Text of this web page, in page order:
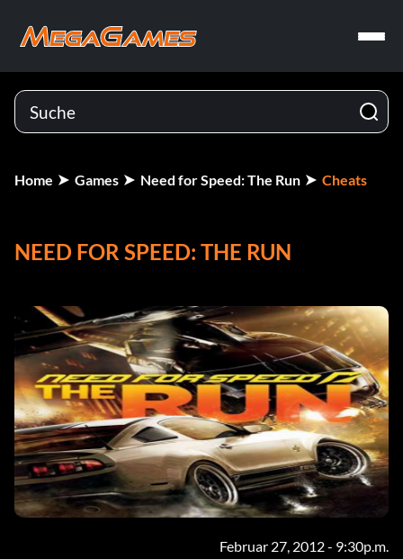
Home Games Need for Speed: The Run Cheats
NEED FOR SPEED: THE RUN
Februar 27, 2012 - 9:30p.m.